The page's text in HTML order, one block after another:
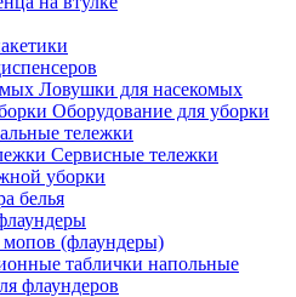
Ловушки для насекомых
Оборудование для уборки
тележки
Сервисные тележки
уборки
белья
(флаундеры)
таблички напольные
флаундеров